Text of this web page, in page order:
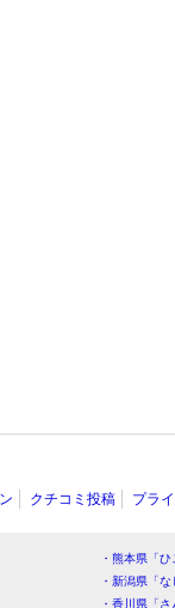
クチコミ投稿 プラ
・熊本県「
・新潟県「
・香川県「